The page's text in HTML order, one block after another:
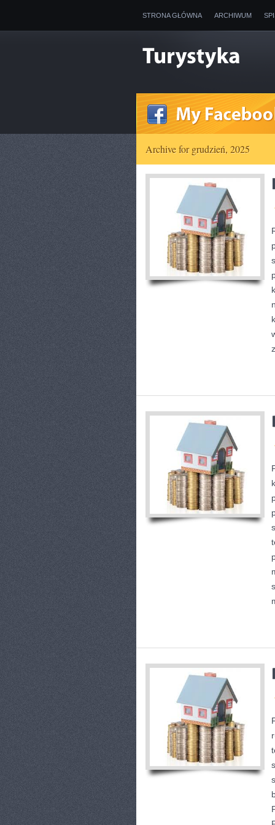
STRONA GŁÓWNA ARCHIWUM
Archive for grudzień, 2025